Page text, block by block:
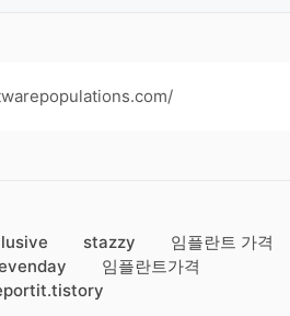
stazzy
임플란트 가격
임플란트가격